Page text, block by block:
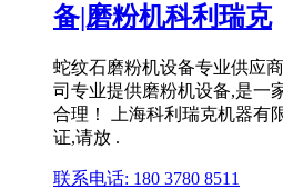
备|磨粉机科利瑞克
蛇纹石磨粉机设备专业供应
司专业提供磨粉机设备,是一
合理！ 上海科利瑞克机器有
证,请放 .
联系电话: 180 3780 8511